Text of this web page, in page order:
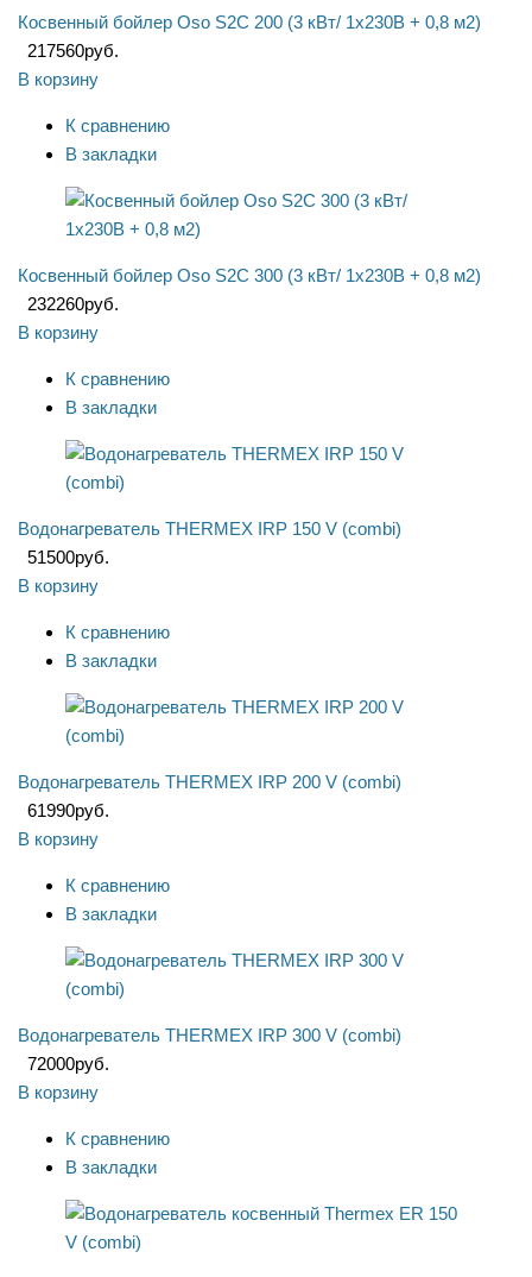
Косвенный бойлер Oso S2C 200 (3 кВт/ 1x230В + 0,8 м2)
217560руб.
В корзину
К сравнению
В закладки
Косвенный бойлер Oso S2C 300 (3 кВт/ 1x230В + 0,8 м2)
232260руб.
В корзину
К сравнению
В закладки
Водонагреватель THERMEX IRP 150 V (combi)
51500руб.
В корзину
К сравнению
В закладки
Водонагреватель THERMEX IRP 200 V (combi)
61990руб.
В корзину
К сравнению
В закладки
Водонагреватель THERMEX IRP 300 V (combi)
72000руб.
В корзину
К сравнению
В закладки